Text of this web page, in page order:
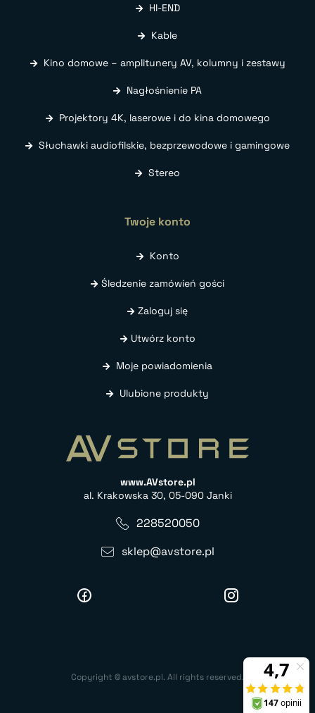
HI-END
Kable
Kino domowe – amplitunery AV, kolumny i zestawy
Nagłośnienie PA
Projektory 4K, laserowe i do kina domowego
Słuchawki audiofilskie, bezprzewodowe i gamingowe
Stereo
Twoje konto
Konto
Śledzenie zamówień gości
Zaloguj się
Utwórz konto
Moje powiadomienia
Ulubione produkty
www.AVstore.pl
al. Krakowska 30, 05-090 Janki
228520050
sklep@avstore.pl
Copyright © avstore.pl. All rights reserved.